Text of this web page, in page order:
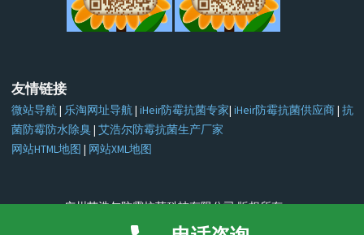
友情链接
微站导航| 乐淘网址导航| iHeir防霉抗菌专家| iHeir防霉抗菌供应商| 抗
菌防霉防水除臭| 艾浩尔防霉抗菌生产厂家
网站HTML地图 | 网站XML地图
广州艾浩尔防霉抗菌科技有限公司 版权所有
粤ICP备15004845号